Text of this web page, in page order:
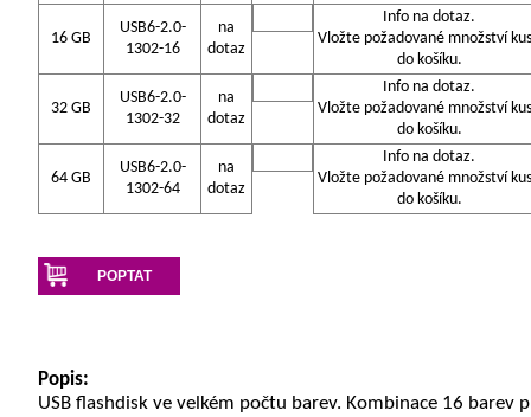
16 GB
USB6-2.0-
1302-16
na
dotaz
Info na dotaz.
Vložte požadované množství
do košíku.
32 GB
USB6-2.0-
1302-32
na
dotaz
Info na dotaz.
Vložte požadované množství
do košíku.
64 GB
USB6-2.0-
1302-64
na
dotaz
Info na dotaz.
Vložte požadované množství
do košíku.
POPTAT
Popis:
USB flashdisk ve velkém počtu barev. Kombinace 16 barev